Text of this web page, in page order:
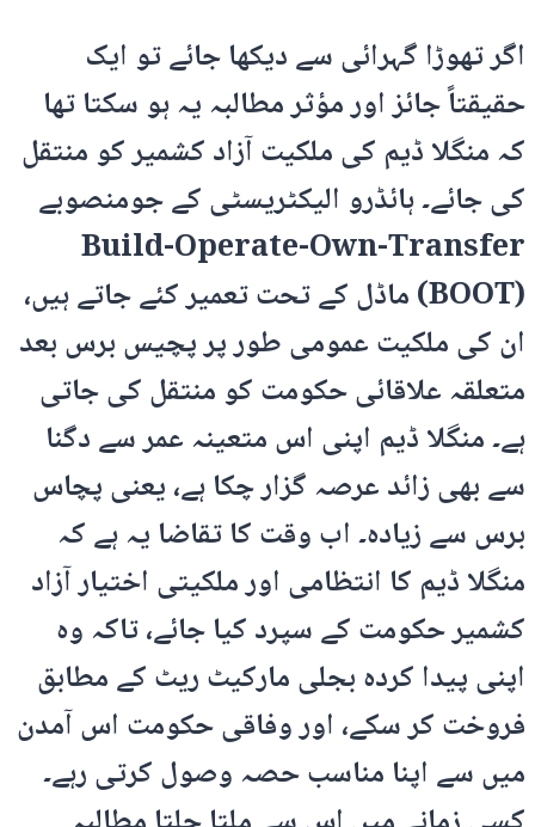
اگر تھوڑا گہرائی سے دیکھا جائے تو ایک
حقیقتاً جائز اور مؤثر مطالبہ یہ ہو سکتا تھا
کہ منگلا ڈیم کی ملکیت آزاد کشمیر کو منتقل
کی جائے۔ ہائڈرو الیکٹریسٹی کے جومنصوبے
Build-Operate-Own-Transfer
(BOOT) ماڈل کے تحت تعمیر کئے جاتے ہیں،
ان کی ملکیت عمومی طور پر پچیس برس بعد
متعلقہ علاقائی حکومت کو منتقل کی جاتی
ہے۔ منگلا ڈیم اپنی اس متعینہ عمر سے دگنا
سے بھی زائد عرصہ گزار چکا ہے، یعنی پچاس
برس سے زیادہ۔ اب وقت کا تقاضا یہ ہے کہ
منگلا ڈیم کا انتظامی اور ملکیتی اختیار آزاد
کشمیر حکومت کے سپرد کیا جائے، تاکہ وہ
اپنی پیدا کردہ بجلی مارکیٹ ریٹ کے مطابق
فروخت کر سکے، اور وفاقی حکومت اس آمدن
میں سے اپنا مناسب حصہ وصول کرتی رہے۔